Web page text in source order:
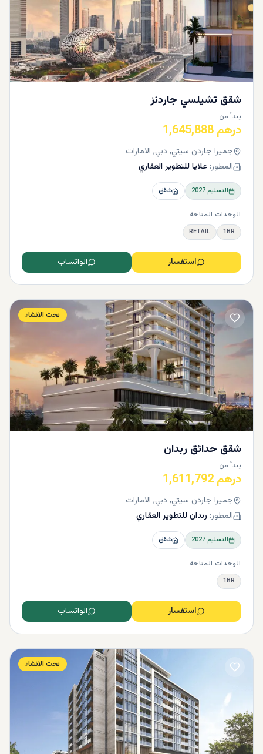
شقق تشيلسي جاردنز
يبدأ من
درهم 1,645,888
جميرا جاردن سيتي, دبي, الامارات
المطور: علايا للتطوير العقاري
التسليم2027 شقق
الوحدات المتاحة
1BR
RETAIL
استفسار الواتساب
تحت الانشاء
شقق حدائق ربدان
يبدأ من
درهم 1,611,792
جميرا جاردن سيتي, دبي, الامارات
المطور: ربدان للتطوير العقاري
التسليم2027 شقق
الوحدات المتاحة
1BR
استفسار الواتساب
تحت الانشاء